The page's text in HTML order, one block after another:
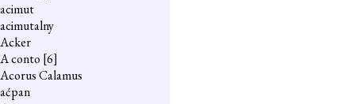
acimut
acimutalny
Acker
A conto [6]
Acorus Calamus
aćpan